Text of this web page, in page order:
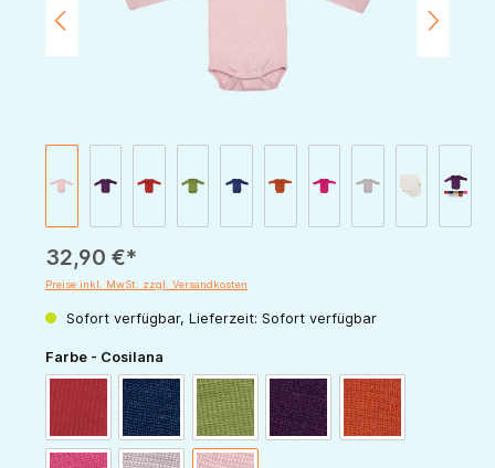
32,90 €*
Preise inkl. MwSt. zzgl. Versandkosten
Sofort verfügbar, Lieferzeit: Sofort verfügbar
Farbe - Cosilana
marine grün pflaume orange